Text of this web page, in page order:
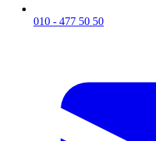
010 - 477 50 50